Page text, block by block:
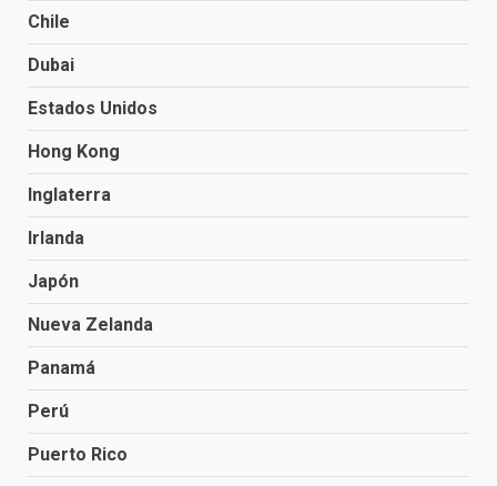
Chile
Dubai
Estados Unidos
Hong Kong
Inglaterra
Irlanda
Japón
Nueva Zelanda
Panamá
Perú
Puerto Rico